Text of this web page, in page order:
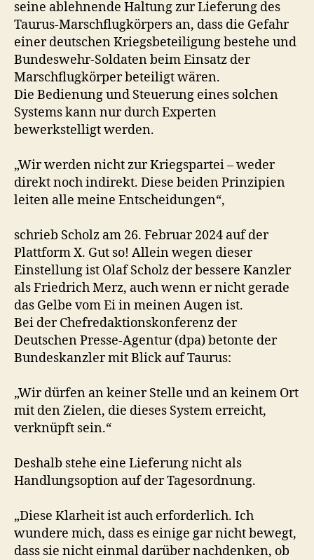
seine ablehnende Haltung zur Lieferung des
Taurus-Marschflugkörpers an, dass die Gefahr
einer deutschen Kriegsbeteiligung bestehe und
Bundeswehr-Soldaten beim Einsatz der
Marschflugkörper beteiligt wären.
Die Bedienung und Steuerung eines solchen
Systems kann nur durch Experten
bewerkstelligt werden.
„Wir werden nicht zur Kriegspartei – weder
direkt noch indirekt. Diese beiden Prinzipien
leiten alle meine Entscheidungen“,
schrieb Scholz am 26. Februar 2024 auf der
Plattform X. Gut so! Allein wegen dieser
Einstellung ist Olaf Scholz der bessere Kanzler
als Friedrich Merz, auch wenn er nicht gerade
das Gelbe vom Ei in meinen Augen ist.
Bei der Chefredaktionskonferenz der
Deutschen Presse-Agentur (dpa) betonte der
Bundeskanzler mit Blick auf Taurus:
„Wir dürfen an keiner Stelle und an keinem Ort
mit den Zielen, die dieses System erreicht,
verknüpft sein.“
Deshalb stehe eine Lieferung nicht als
Handlungsoption auf der Tagesordnung.
„Diese Klarheit ist auch erforderlich. Ich
wundere mich, dass es einige gar nicht bewegt,
dass sie nicht einmal darüber nachdenken, ob